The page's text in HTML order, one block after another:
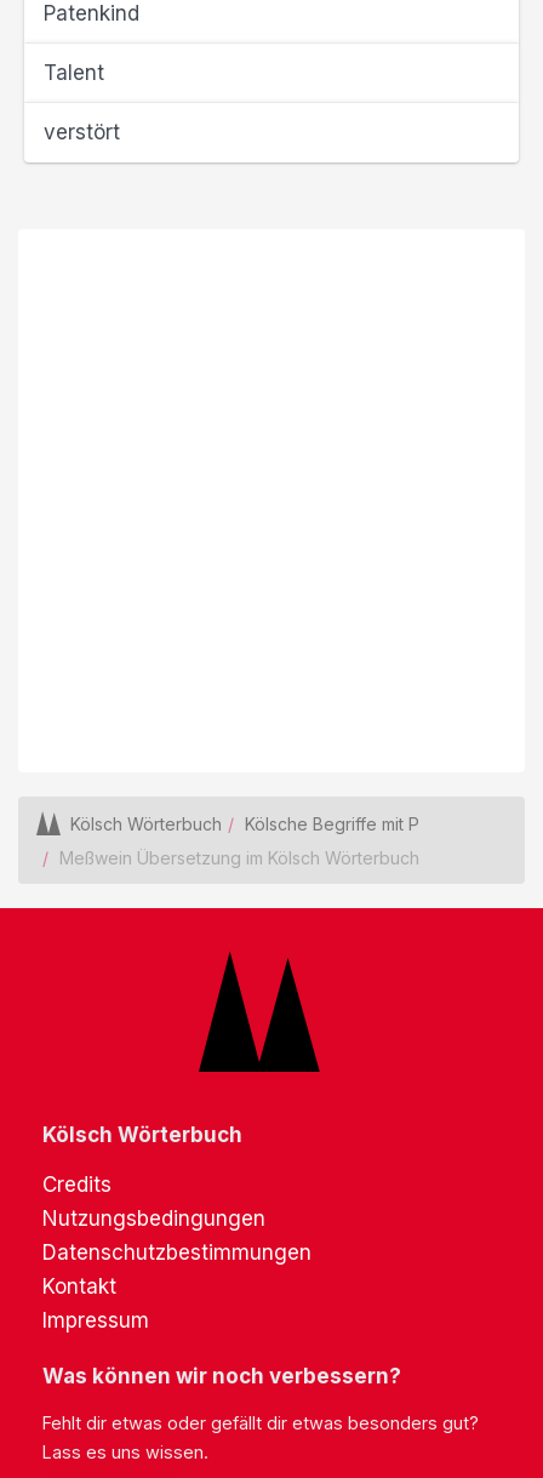
Patenkind
Talent
verstört
Kölsch Wörterbuch
Kölsche Begriffe mit P
Meßwein Übersetzung im Kölsch Wörterbuch
Kölsch Wörterbuch
Credits
Nutzungsbedingungen
Datenschutzbestimmungen
Kontakt
Impressum
Was können wir noch verbessern?
Fehlt dir etwas oder gefällt dir etwas besonders gut?
Lass es uns wissen.